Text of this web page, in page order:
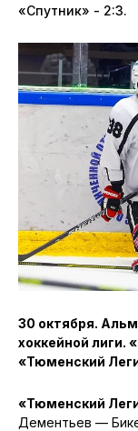
«Спутник» - 2:3.
30 октября.
хоккейной лиги.
«Тюменский
«Тюменский
Дементьев —